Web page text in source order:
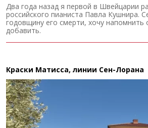
Два года назад я первой в Швейцарии
российского пианиста Павла Кушнира.
годовщину его смерти, хочу напомнить
добавить.
Краски Матисса, линии Сен-Лорана